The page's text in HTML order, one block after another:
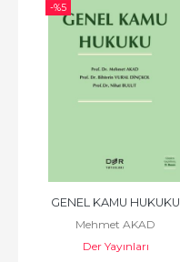
-%5
GENEL KAMU HUKUKU
Mehmet AKAD
Der Yayınları